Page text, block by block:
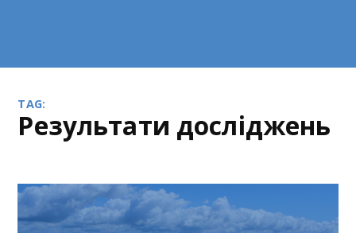
TAG:
результати досліджень